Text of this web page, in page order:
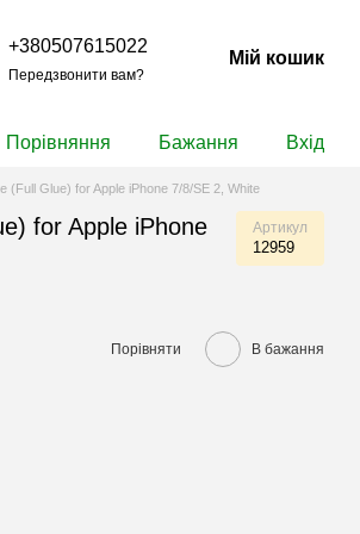
+380507615022
Передзвонити вам?
Мій кошик
Порівняння Бажання Вхід
(Full Glue) for Apple iPhone 7/8/SE 2, White
for Apple iPhone
Артикул
12959
Порівняти В бажання